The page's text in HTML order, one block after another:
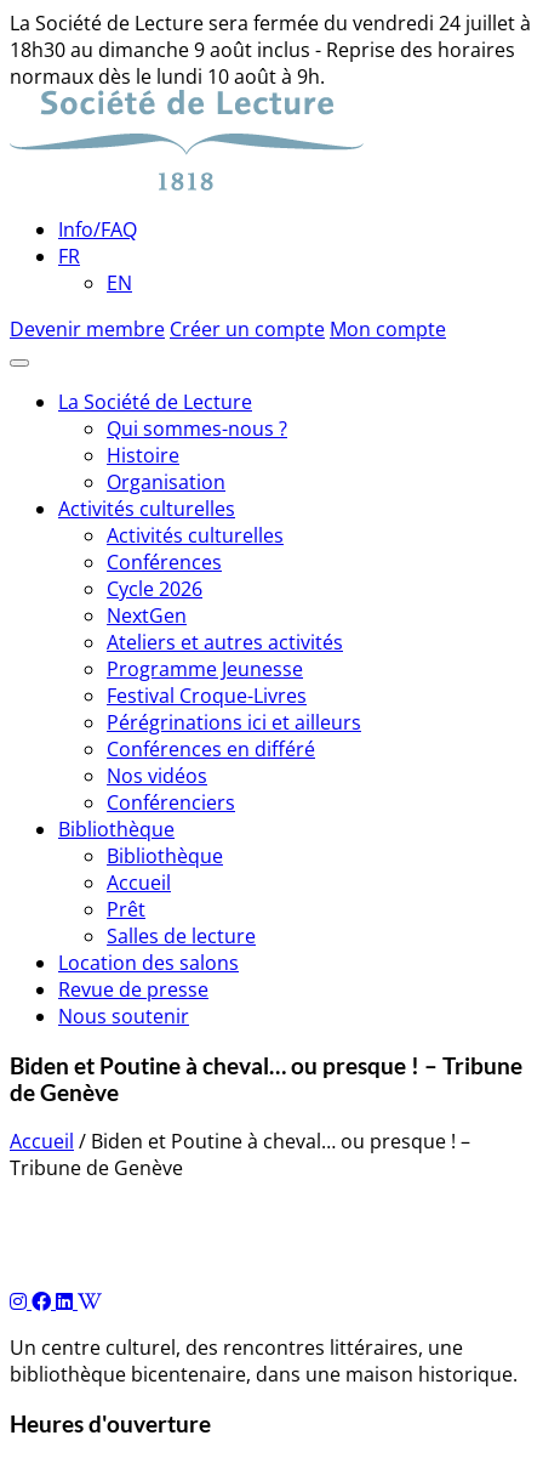
La Société de Lecture sera fermée du vendredi 24 juillet à
18h30 au dimanche 9 août inclus - Reprise des horaires
normaux dès le lundi 10 août à 9h.
Skip
content
Info/FAQ
FR
EN
Devenir membre Créer un compte Mon compte
La Société de Lecture
Qui sommes-nous ?
Histoire
Organisation
Activités culturelles
Activités culturelles
Conférences
Cycle 2026
NextGen
Ateliers et autres activités
Programme Jeunesse
Festival Croque-Livres
Pérégrinations ici et ailleurs
Conférences en différé
Nos vidéos
Conférenciers
Bibliothèque
Bibliothèque
Accueil
Prêt
Salles de lecture
Location des salons
Revue de presse
Nous soutenir
Biden et Poutine à cheval… ou presque ! – Tribune
de Genève
Accueil / Biden et Poutine à cheval… ou presque ! –
Tribune de Genève
Un centre culturel, des rencontres littéraires, une
bibliothèque bicentenaire, dans une maison historique.
Heures d'ouverture